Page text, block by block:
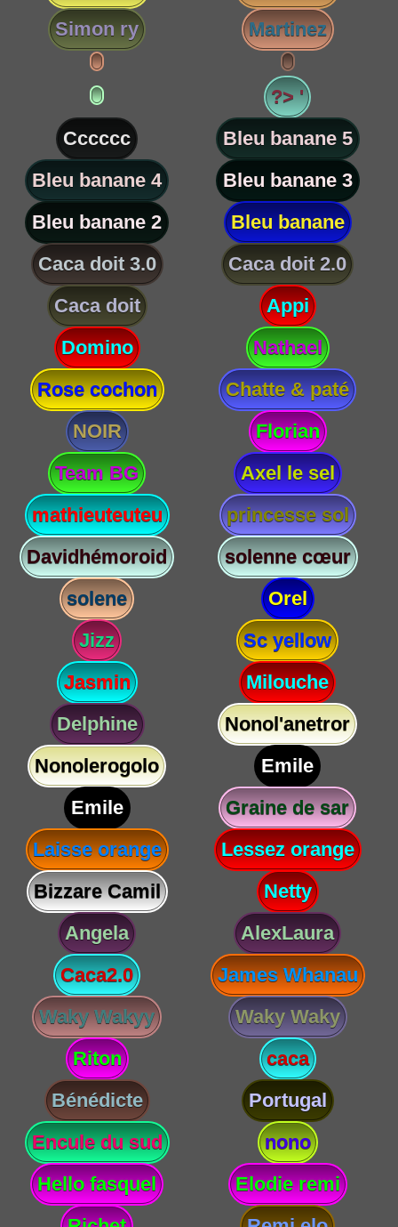
Simon ry
Martinez
?> '
Cccccc
Bleu banane 5
Bleu banane 4
Bleu banane 3
Bleu banane 2
Bleu banane
Caca doit 3.0
Caca doit 2.0
Caca doit
Appi
Domino
Nathael
Rose cochon
Chatte & paté
NOIR
Florian
Team BG
Axel le sel
mathieuteuteu
princesse sol
Davidhémoroid
solenne cœur
solene
Orel
Jizz
Sc yellow
Jasmin
Milouche
Delphine
Nonol'anetror
Nonolerogolo
Emile
Emile
Graine de sar
Laisse orange
Lessez orange
Bizzare Camil
Netty
Angela
AlexLaura
Caca2.0
James Whanau
Waky Wakyy
Waky Waky
Riton
caca
Bénédicte
Portugal
Encule du sud
nono
Hello fasquel
Elodie remi